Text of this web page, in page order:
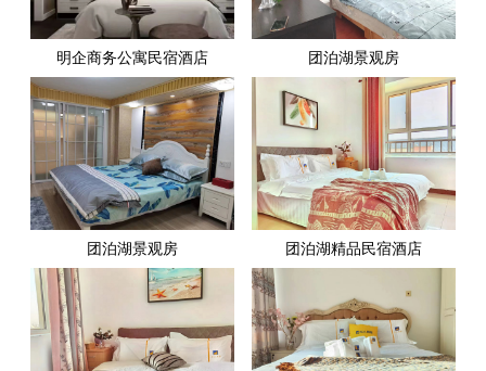
明企商务公寓民宿酒店 团泊湖景观房
团泊湖景观房 团泊湖精品民宿酒店